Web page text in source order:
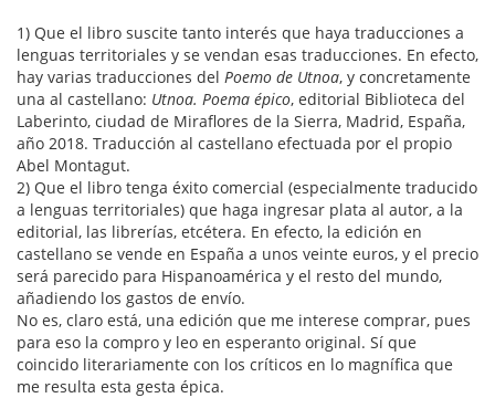
1) Que el libro suscite tanto interés que haya traducciones a
lenguas territoriales y se vendan esas traducciones. En efecto,
hay varias traducciones del Poemo de Utnoa, y concretamente
una al castellano: Utnoa. Poema épico, editorial Biblioteca del
Laberinto, ciudad de Miraflores de la Sierra, Madrid, España,
año 2018. Traducción al castellano efectuada por el propio
Abel Montagut.
2) Que el libro tenga éxito comercial (especialmente traducido
a lenguas territoriales) que haga ingresar plata al autor, a la
editorial, las librerías, etcétera. En efecto, la edición en
castellano se vende en España a unos veinte euros, y el precio
será parecido para Hispanoamérica y el resto del mundo,
añadiendo los gastos de envío.
No es, claro está, una edición que me interese comprar, pues
para eso la compro y leo en esperanto original. Sí que
coincido literariamente con los críticos en lo magnífica que
me resulta esta gesta épica.